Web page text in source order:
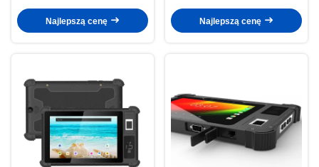
Najlepszą cenę
przemysłowego
Najlepszą cenę